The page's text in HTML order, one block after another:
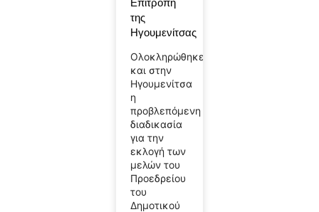
Επιτροπή
της
Ηγουμενίτσας
Ολοκληρώθηκε
και στην
Ηγουμενίτσα
η
προβλεπόμενη
διαδικασία
για την
εκλογή των
μελών του
Προεδρείου
του
Δημοτικού